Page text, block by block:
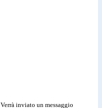
Verrà inviato un messaggio